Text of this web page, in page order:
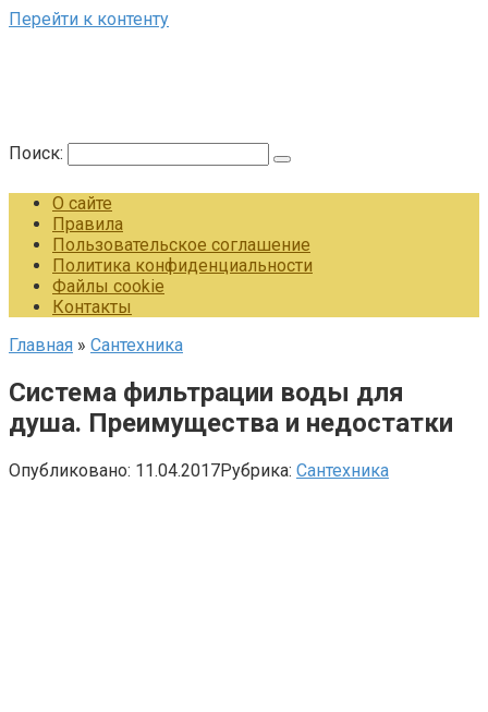
Перейти к контенту
Поиск:
О сайте
Правила
Пользовательское соглашение
Политика конфиденциальности
Файлы cookie
Контакты
Главная » Сантехника
Система фильтрации воды для
душа. Преимущества и недостатки
Опубликовано: 11.04.2017Рубрика: Сантехника